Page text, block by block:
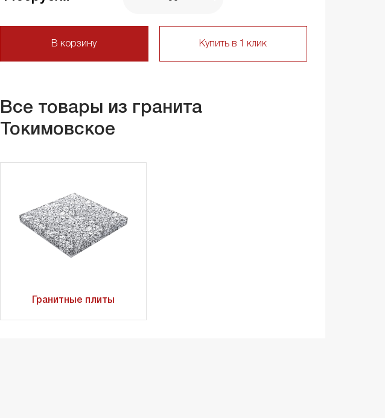
В корзину Купить в 1 клик
Все товары из гранита
Токимовское
Гранитные плиты